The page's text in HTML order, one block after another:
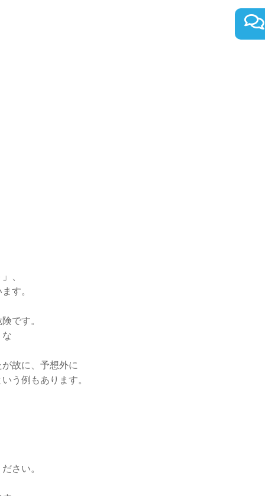
、
す。
です。
な
故に、予想外に
う例もあります。
さい。